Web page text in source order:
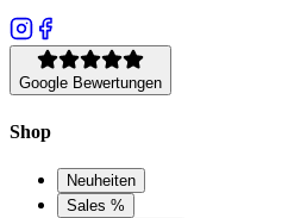
Google Bewertungen
Shop
Neuheiten
Sales %